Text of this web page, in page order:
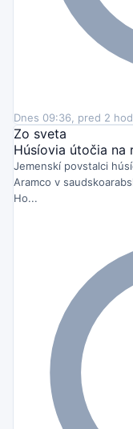
Dnes 09:36, pred 2
Zo sveta
Húsíovia útočia na
Jemenskí povstalci
Aramco v
Ho...